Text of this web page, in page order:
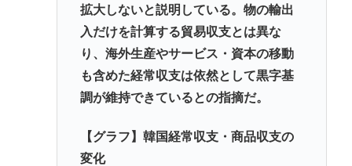
拡大しないと説明している。物の輸出
入だけを計算する貿易収支とは異な
り、海外生産やサービス・資本の移動
も含めた経常収支は依然として黒字基
調が維持できているとの指摘だ。
【グラフ】韓国経常収支・商品収支の
変化